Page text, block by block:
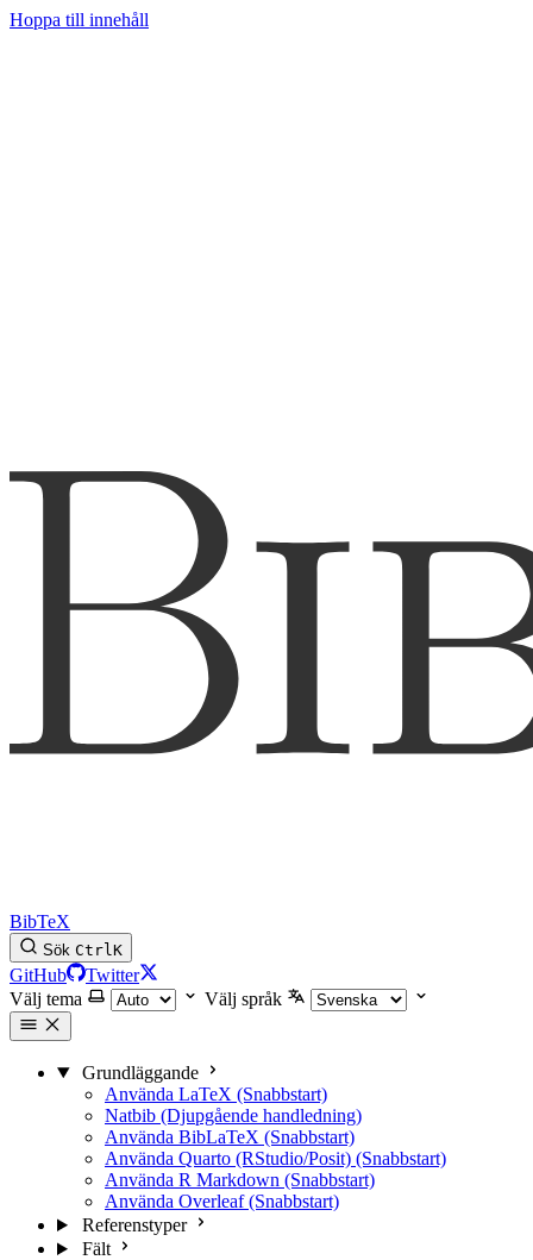
Hoppa till innehåll
BibTeX
Sök CtrlK
GitHub
Twitter
Välj tema
Välj språk
Grundläggande
Använda LaTeX (Snabbstart)
Natbib (Djupgående handledning)
Använda BibLaTeX (Snabbstart)
Använda Quarto (RStudio/Posit) (Snabbstart)
Använda R Markdown (Snabbstart)
Använda Overleaf (Snabbstart)
Referenstyper
Fält